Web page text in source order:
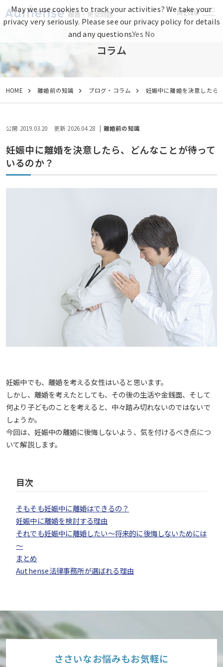
MENU
離婚・男女問題
コラム
HOME 離婚前の知識 ブログ・コラム 妊娠中に離婚を決意したら
公開 2019.03.20 更新 2026.04.28 離婚前の知識
妊娠中に離婚を決意したら、どんなことが待って
いるのか？
妊娠中でも、離婚を考える女性はいると思います。
しかし、離婚を考えたとしても、その後の生活や金銭面、そして
何より子どものことを考えると、中々踏み切れないのではないで
しょうか。
今回は、妊娠中の離婚に後悔しないよう、気を付けるべき点につ
いて解説します。
目次
そもそも妊娠中に離婚はできるの？
妊娠中に離婚を検討する理由
それでも妊娠中に離婚したい～将来的に後悔しないためには
～
まとめ
Authense法律事務所が選ばれる理由
ささいなお悩みもお気軽に
May we use cookies to track your activities? We take your
privacy very seriously. Please see our privacy policy for details
and any questions.Yes No